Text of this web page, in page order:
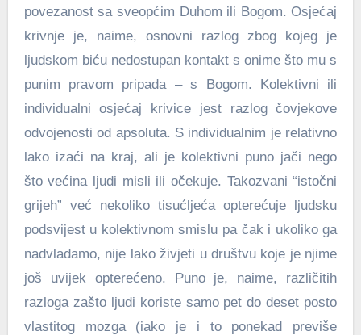
povezanost sa sveopćim Duhom ili Bogom. Osjećaj
krivnje je, naime, osnovni razlog zbog kojeg je
ljudskom biću nedostupan kontakt s onime što mu s
punim pravom pripada – s Bogom. Kolektivni ili
individualni osjećaj krivice jest razlog čovjekove
odvojenosti od apsoluta. S individualnim je relativno
lako izaći na kraj, ali je kolektivni puno jači nego
što većina ljudi misli ili očekuje. Takozvani “istočni
grijeh” već nekoliko tisućljeća opterećuje ljudsku
podsvijest u kolektivnom smislu pa čak i ukoliko ga
nadvladamo, nije lako živjeti u društvu koje je njime
još uvijek opterećeno. Puno je, naime, različitih
razloga zašto ljudi koriste samo pet do deset posto
vlastitog mozga (iako je i to ponekad previše